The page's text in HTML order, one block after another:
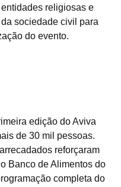
religiosas e
sociedade civil para
do evento.
edição do Aviva
de 30 mil pessoas.
reforçaram
Banco de Alimentos do
completa do